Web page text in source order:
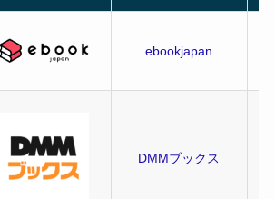
ebookjapan
DMMブックス